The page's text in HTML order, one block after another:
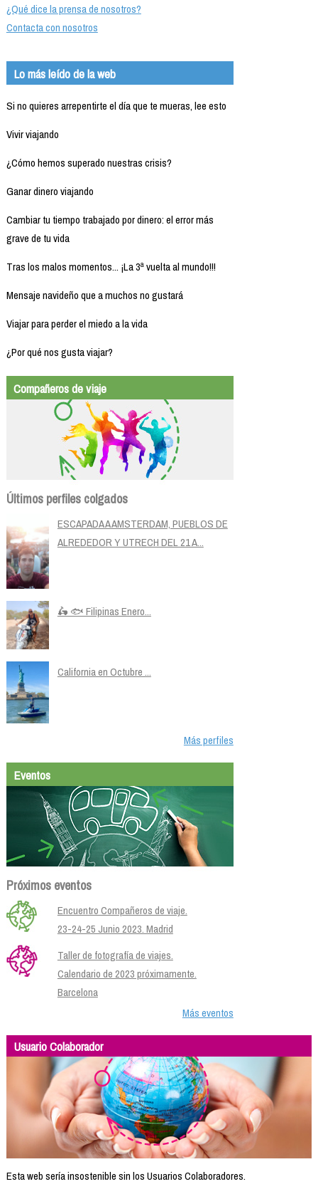
¿Qué dice la prensa de nosotros?
Contacta con nosotros
Lo más leído de la web
Si no quieres arrepentirte el día que te mueras, lee esto
Vivir viajando
¿Cómo hemos superado nuestras crisis?
Ganar dinero viajando
Cambiar tu tiempo trabajado por dinero: el error más
grave de tu vida
Tras los malos momentos... ¡La 3ª vuelta al mundo!!!
Mensaje navideño que a muchos no gustará
Viajar para perder el miedo a la vida
¿Por qué nos gusta viajar?
Compañeros de viaje
Últimos perfiles colgados
ESCAPADA A AMSTERDAM, PUEBLOS DE
ALREDEDOR Y UTRECH DEL 21 A...
🛵 🐟 Filipinas Enero...
California en Octubre ...
Más perfiles
Eventos
Próximos eventos
Encuentro Compañeros de viaje.
23-24-25 Junio 2023. Madrid
Taller de fotografía de viajes.
Calendario de 2023 próximamente.
Barcelona
Más eventos
Usuario Colaborador
Esta web sería insostenible sin los Usuarios Colaboradores.